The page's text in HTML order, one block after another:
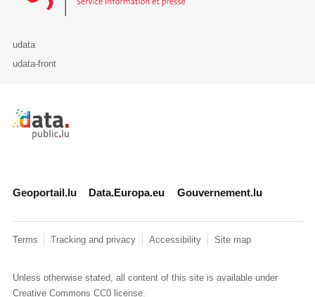
udata
udata-front
Retour à l'accueil de data.public.lu
Geoportail.lu Data.Europa.eu Gouvernement.lu
Terms Tracking and privacy Accessibility Site map
Unless otherwise stated, all content of this site is available under
Creative Commons CC0license.